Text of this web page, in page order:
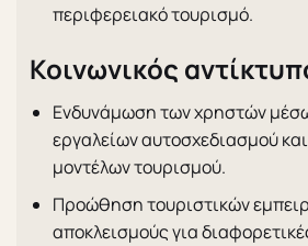
περιφερειακό τουρισμό.
Κοινωνικός
Ενδυνάμωση των χρηστών
εργαλείων αυτοσχεδιασμού
μοντέλων τουρισμού.
Προώθηση τουριστικών
αποκλεισμούς για